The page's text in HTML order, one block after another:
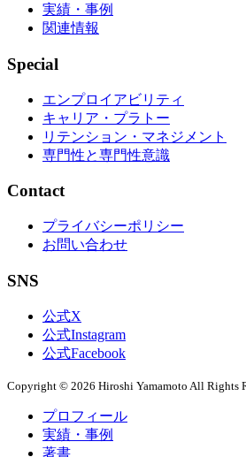
実績・事例
関連情報
Special
エンプロイアビリティ
キャリア・プラトー
リテンション・マネジメント
専門性と専門性意識
Contact
プライバシーポリシー
お問い合わせ
SNS
公式X
公式Instagram
公式Facebook
Copyright © 2026 Hiroshi Yamamoto All Rights
プロフィール
実績・事例
著書